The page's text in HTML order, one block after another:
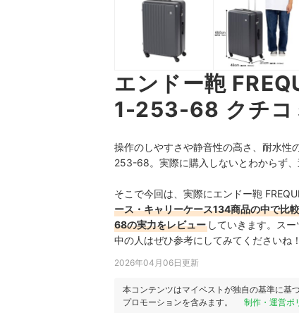
エンドー鞄
1-253-68 クチコ
操作のしやすさや静音性の高さ、耐水性
253-68。実際に購入しないとわからず
そこで今回は、実際にエンドー鞄
ース・キャリーケース134商品の中で比
68の実力をレビュー していきます。ス
中の人はぜひ参考にしてみてくださいね！
2026年04月06日更新
本コンテンツはマイベストが独自の基準に基
プロモーションを含みます。
制作・運営ポ